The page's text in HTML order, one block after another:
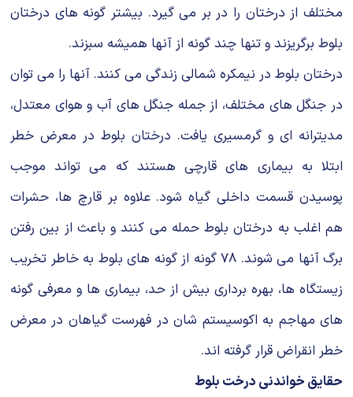
مختلف از درختان را در بر می گیرد. بیشتر گونه های درختان
بلوط برگریزند و تنها چند گونه از آنها همیشه سبزند.
درختان بلوط در نیمکره شمالی زندگی می کنند. آنها را می توان
در جنگل های مختلف، از جمله جنگل های آب و هوای معتدل،
مدیترانه ای و گرمسیری یافت. درختان بلوط در معرض خطر
ابتلا به بیماری های قارچی هستند که می تواند موجب
پوسیدن قسمت داخلی گیاه شود. علاوه بر قارچ ها، حشرات
هم اغلب به درختان بلوط حمله می کنند و باعث از بین رفتن
برگ آنها می شوند. 78 گونه از گونه های بلوط به خاطر تخریب
زیستگاه ها، بهره برداری بیش از حد، بیماری ها و معرفی گونه
های مهاجم به اکوسیستم شان در فهرست گیاهان در معرض
خطر انقراض قرار گرفته اند.
حقایق خواندنی درخت بلوط